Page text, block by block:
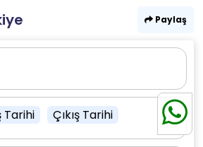
Paylaş
Tarihi Çıkış Tarihi